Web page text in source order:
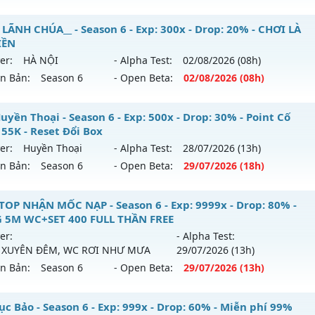
MU HÀ NỘI 💥 - 🎁 65k Point - Đồ free chỉ PK 🎁
mới ra tháng 07 2026 - Mở máy chủDEVIASvào 12h ngày
300x - Drop: 20%
loại: Mu Custom thêm đồ mới
BDCAM
LÃNH CHÚA__ - Season 6 - Exp: 300x - Drop: 20% - CHƠI LÀ
HÀ NỘI - Alpha Test: 02/08/2026 (08h)
Bản:
Season 6 - Open Beta: 02/08/2026 (08h)
LÃNH CHÚA__ - CHƠI LÀ NGHIỀN
mới ra tháng 08 2026 - Mở máy chủHÀ NỘIvào 08h ngày
300x - Drop: 20%
loại: Mu Nguyên bản Webzen
GoldShield
Thoại - Season 6 - Exp: 500x - Drop: 30% - Point Cố
- Reset Đổi Box
Huyền Thoại - Alpha Test: 28/07/2026 (13h)
Bản:
Season 6 - Open Beta: 29/07/2026 (18h)
Huyền Thoại - Point Cố Định 55K - Reset Đổi Box
mới ra tháng 07 2026 - Mở máy chủ Huyền Thoại
500x - Drop: 30%
loại: Mu Nguyên bản Webzen
NHẬN MỐC NẠP - Season 6 - Exp: 9999x - Drop: 80% -
5M WC+SET 400 FULL THẦN FREE
XUYÊN ĐÊM, WC RƠI NHƯ MƯA
- Alpha Test:
29/07/2026 (13h)
Bản:
Season 6 - Open Beta: 29/07/2026 (13h)
NHẬN MỐC NẠP - TẶNG 5M WC+SET 400 FULL THẦN
Bảo - Season 6 - Exp: 999x - Drop: 60% - Miễn phí 99%